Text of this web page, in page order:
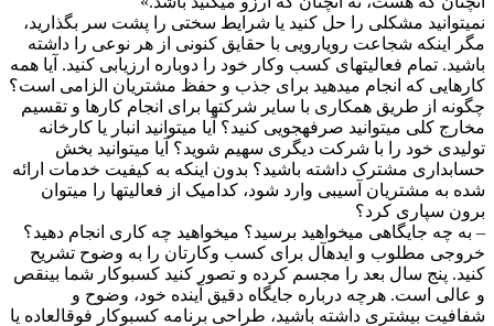
مشکلی را حل کنید یا شرایط سختی را پشت سر بگذارید،
اینکه شجاعت رویارویی با حقایق کنونی از هر نوعی را داشته
تمام فعالیتهای کسب وکار خود را دوباره ارزیابی کنید. آیا همه
که انجام میدهید برای جذب و حفظ مشتریان الزامی است؟
از طریق همکاری با سایر شرکتها برای انجام کارها و تقسیم
کلی میتوانید صرفهجویی کنید؟ آیا میتوانید انبار یا کارخانه
خود را با شرکت دیگری سهیم شوید؟ آیا میتوانید بخش
مشترک داشته باشید؟ بدون اینکه به کیفیت خدمات ارائه
به مشتریان آسیبی وارد شود، کدامیک از فعالیتها را میتوان
سپاری کرد؟
به چه جایگاهی میخواهید برسید؟ میخواهید چه کاری انجام دهید؟
مطلوب و ایدهآل برای کسب وکارتان را به وضوح تشریح
پنج سال بعد را مجسم کرده و تصور کنید کسبوکار شما بینقص
عالی است. هرچه درباره جایگاه دقیق آینده خود، وضوح و
بیشتری داشته باشید، طراحی برنامه کسبوکار فوقالعاده یا